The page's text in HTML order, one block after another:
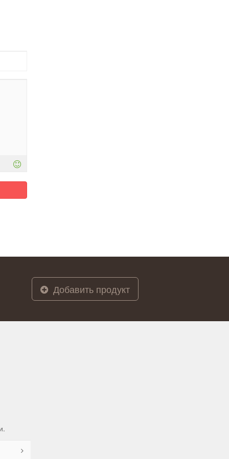
Добавить продукт